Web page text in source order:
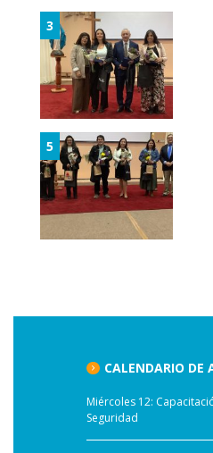
3
5
CALENDARIO DE
Miércoles 12:
Seguridad